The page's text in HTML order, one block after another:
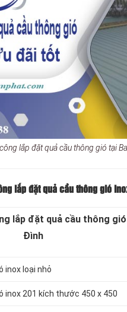
lắp đặt quả cầu thông gió tại
lắp đặt quả cầu thông gió
lắp đặt quả cầu thông
Đình
inox loại nhỏ
inox 201 kích thước 450 x 450